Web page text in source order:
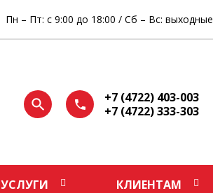
Пн – Пт: с 9:00 до 18:00 / Сб – Вс: выходные
+7 (4722) 403-003
+7 (4722) 333-303
УСЛУГИ КЛИЕНТАМ